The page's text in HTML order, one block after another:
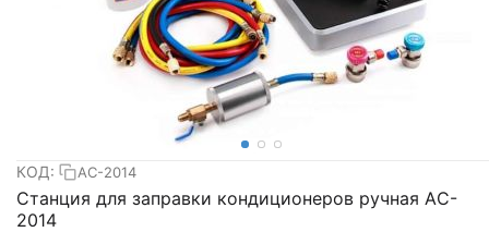
КОД: AC-2014
Станция для заправки кондиционеров ручная АC-
2014